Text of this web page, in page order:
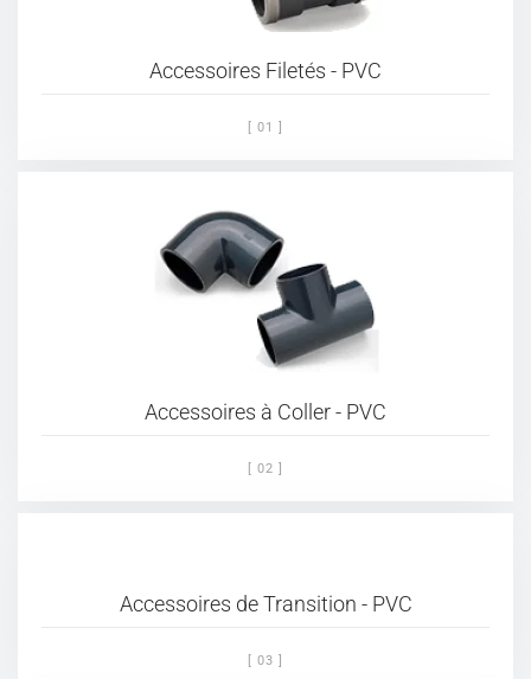
Accessoires Filetés - PVC
[ 01 ]
Accessoires à Coller - PVC
[ 02 ]
Accessoires de Transition - PVC
[ 03 ]